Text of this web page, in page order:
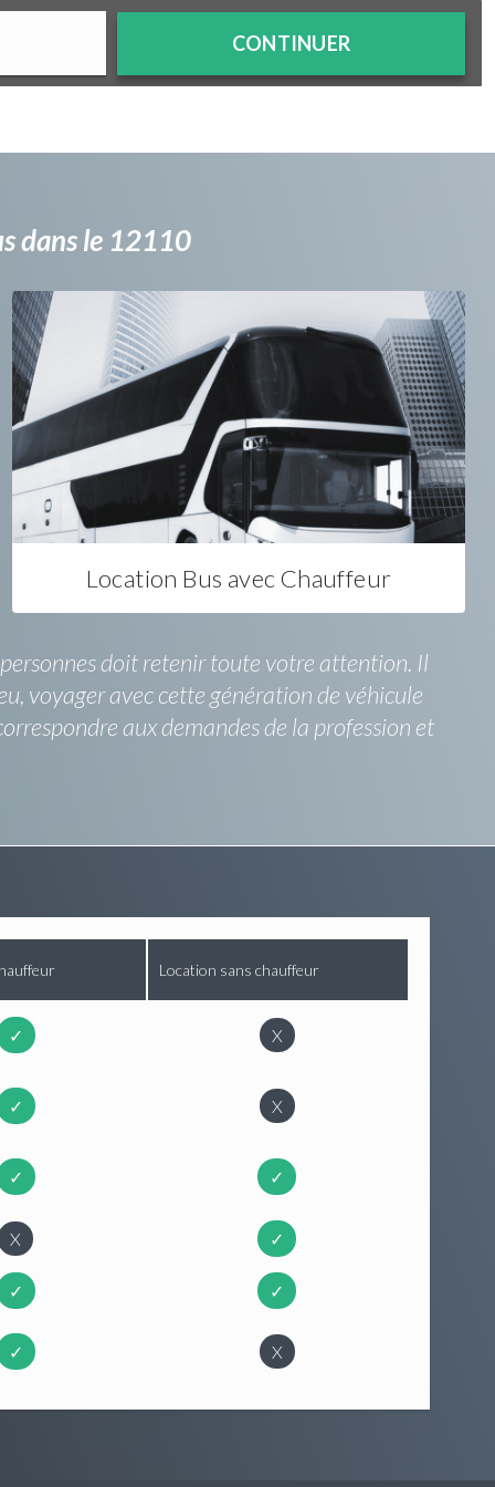
CONTINUER
dans le 12110
Location Bus avec Chauffeur
doit retenir toute votre attention. Il
voyager avec cette génération de véhicule
aux demandes de la profession et
Location sans chauffeur
✓ X
✓ X
✓ ✓
X ✓
✓ ✓
✓ X